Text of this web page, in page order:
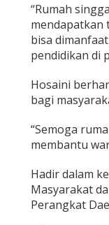
“Rumah
mendapatkan
bisa
pendidikan di
Hosaini
bagi
“Semoga
membantu
Hadir dalam
Masyarakat
Perangkat